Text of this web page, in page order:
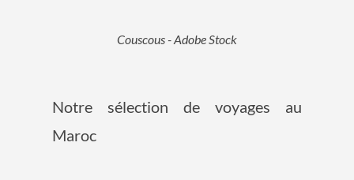
Couscous - Adobe Stock
Notre sélection de voyages au
Maroc